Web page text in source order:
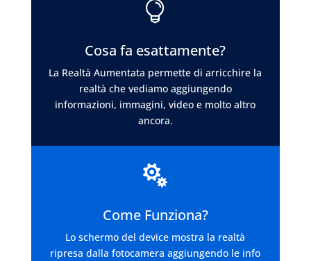

Cosa fa esattamente?
La Realtà Aumentata permette di arricchire la
realtà che vediamo aggiungendo
informazioni, immagini, video e molto altro
ancora.

Come Funziona?
Lo schermo del device mostra la realtà
ripresa dalla fotocamera aggiungendo le info